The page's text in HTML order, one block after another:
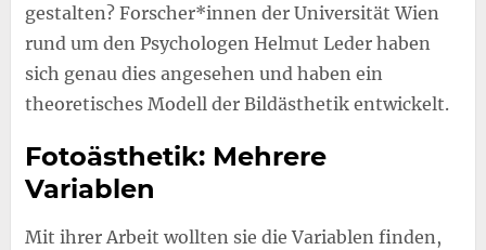
gestalten? Forscher*innen der Universität Wien
rund um den Psychologen Helmut Leder haben
sich genau dies angesehen und haben ein
theoretisches Modell der Bildästhetik entwickelt.
Fotoästhetik: Mehrere
Variablen
Mit ihrer Arbeit wollten sie die Variablen finden,